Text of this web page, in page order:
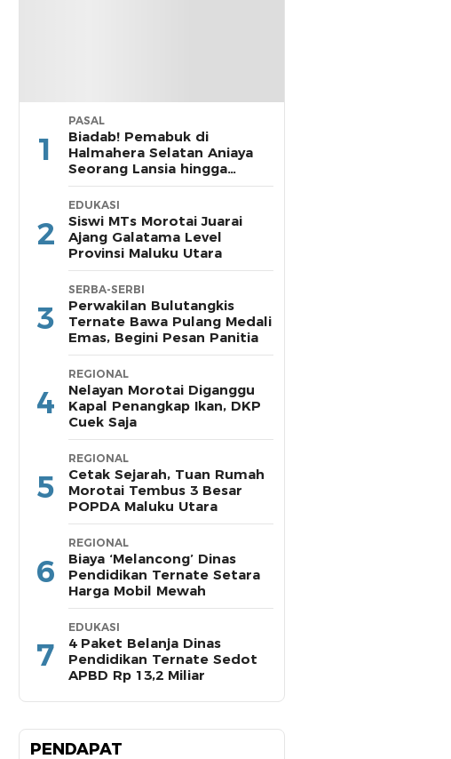
1
PASAL
Biadab! Pemabuk di
Halmahera Selatan Aniaya
Seorang Lansia hingga
Cacat, Polisi Diamkan
Laporan
2
EDUKASI
Siswi MTs Morotai Juarai
Ajang Galatama Level
Provinsi Maluku Utara
3
SERBA-SERBI
Perwakilan Bulutangkis
Ternate Bawa Pulang Medali
Emas, Begini Pesan Panitia
4
REGIONAL
Nelayan Morotai Diganggu
Kapal Penangkap Ikan, DKP
Cuek Saja
5
REGIONAL
Cetak Sejarah, Tuan Rumah
Morotai Tembus 3 Besar
POPDA Maluku Utara
6
REGIONAL
Biaya ‘Melancong’ Dinas
Pendidikan Ternate Setara
Harga Mobil Mewah
7
EDUKASI
4 Paket Belanja Dinas
Pendidikan Ternate Sedot
APBD Rp 13,2 Miliar
PENDAPAT